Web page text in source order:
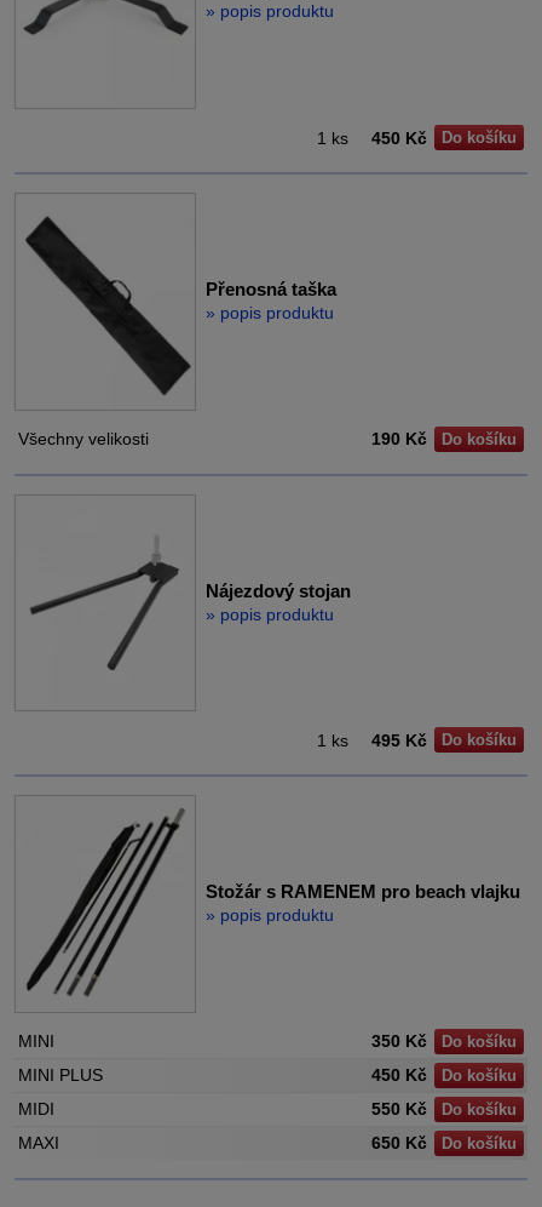
» popis produktu
1 ks 450 Kč Do košíku
Přenosná taška
» popis produktu
Všechny velikosti 190 Kč Do košíku
Nájezdový stojan
» popis produktu
1 ks 495 Kč Do košíku
Stožár s RAMENEM pro beach vlajku
» popis produktu
MINI 350 Kč Do košíku
MINI PLUS 450 Kč Do košíku
MIDI 550 Kč Do košíku
MAXI 650 Kč Do košíku